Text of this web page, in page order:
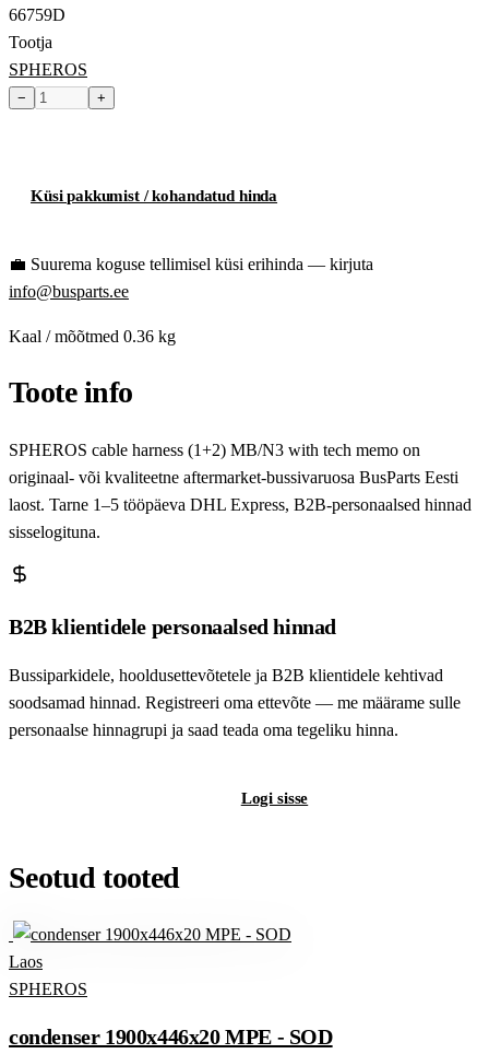
66759D
Tootja
SPHEROS
− +
Küsi pakkumist / kohandatud hinda
💼 Suurema koguse tellimisel küsi erihinda — kirjuta
info@busparts.ee
Kaal / mõõtmed 0.36 kg
Toote info
SPHEROS cable harness (1+2) MB/N3 with tech memo on
originaal- või kvaliteetne aftermarket-bussivaruosa BusParts Eesti
laost. Tarne 1–5 tööpäeva DHL Express, B2B-personaalsed hinnad
sisselogituna.
B2B klientidele personaalsed hinnad
Bussiparkidele, hooldusettevõtetele ja B2B klientidele kehtivad
soodsamad hinnad. Registreeri oma ettevõte — me määrame sulle
personaalse hinnagrupi ja saad teada oma tegeliku hinna.
Logi sisse
Seotud tooted
Laos
SPHEROS
condenser 1900x446x20 MPE - SOD